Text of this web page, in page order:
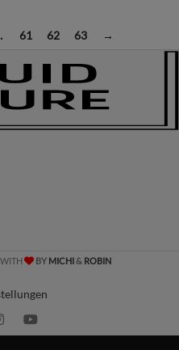
61 62 63 →
BY MICHI& ROBIN